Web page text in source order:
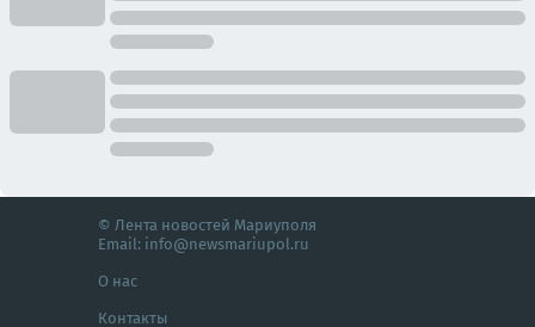
© Лента новостей Мариуполя
Email: info@newsmariupol.ru
О нас
Контакты